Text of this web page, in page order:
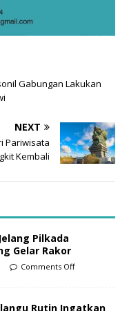
Gabungan Lakukan
NEXT
Pariwisata
Kembali
Pilkada
Gelar Rakor
Comments Off
Rutin Ingatkan